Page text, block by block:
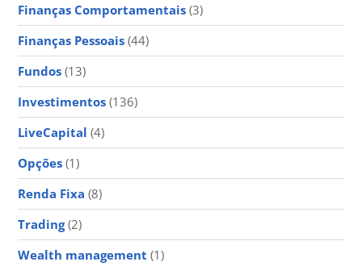
Finanças Comportamentais (3)
Finanças Pessoais (44)
Fundos (13)
Investimentos (136)
LiveCapital (4)
Opções (1)
Renda Fixa (8)
Trading(2)
Wealth management (1)